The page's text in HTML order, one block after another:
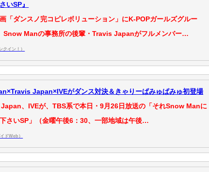
いSP』
「ダンスノ完コピレボリューション」にK‐POPガールズグルー
Snow Manの事務所の後輩・Travis Japanがフルメンバー…
クイン！）
Japan×IVEがダンス対決＆きゃりーぱみゅぱみゅ初登場
、IVEが、TBS系で本日・9月26日放送の「それSnow Manに
さいSP」（金曜午後6：30、一部地域は午後…
ドWeb）